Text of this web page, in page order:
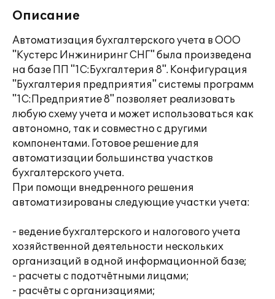
Описание
Автоматизация бухгалтерского учета в ООО
"Кустерс Инжиниринг СНГ" была произведена
на базе ПП "1С:Бухгалтерия 8". Конфигурация
"Бухгалтерия предприятия" системы программ
"1С:Предприятие 8" позволяет реализовать
любую схему учета и может использоваться как
автономно, так и совместно с другими
компонентами. Готовое решение для
автоматизации большинства участков
бухгалтерского учета.
При помощи внедренного решения
автоматизированы следующие участки учета:
- ведение бухгалтерского и налогового учета
хозяйственной деятельности нескольких
организаций в одной информационной базе;
- расчеты с подотчётными лицами;
- расчёты с организациями;